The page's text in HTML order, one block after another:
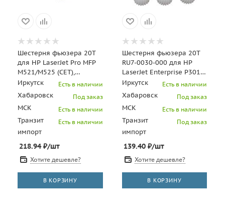
Шестерня фьюзера 20T
для HP LaserJet Pro MFP
M521/M525 (CET),
CET2733, CET2733R
Иркутск Есть в наличии
Хабаровск Под заказ
МСК Есть в наличии
Транзит
импорт
Есть в наличии
218.94₽/шт
Хотите дешевле?
В КОРЗИНУ
Шестерня фьюзера 20T
RU7-0030-000 для HP
LaserJet Enterprise P3015
(CET), CET2450, CET2450R
Иркутск Есть в наличии
Хабаровск Под заказ
МСК Есть в наличии
Транзит
импорт
Под заказ
139.40₽/шт
Хотите дешевле?
В КОРЗИНУ